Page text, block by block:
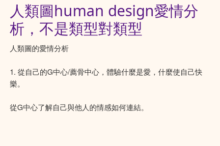
人類圖human design愛情分
析，不是類型對類型
人類圖的愛情分析
1. 從自己的G中心/薦骨中心，體驗什麼是愛，什麼使自己快
樂。
從G中心了解自己與他人的情感如何連結。